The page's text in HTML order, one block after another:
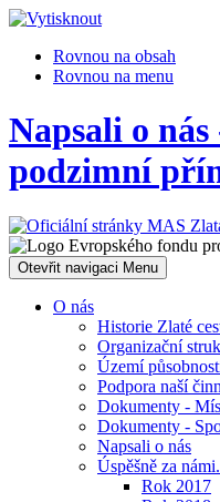
Rovnou na obsah
Rovnou na menu
Napsali o
podzimní
Otevřit navigaci Menu
O nás
Historie Zlaté
Organizační
Území
Podpora naší
Dokumenty -
Dokumenty -
Napsali o nás
Úspěšně za
Rok 2017